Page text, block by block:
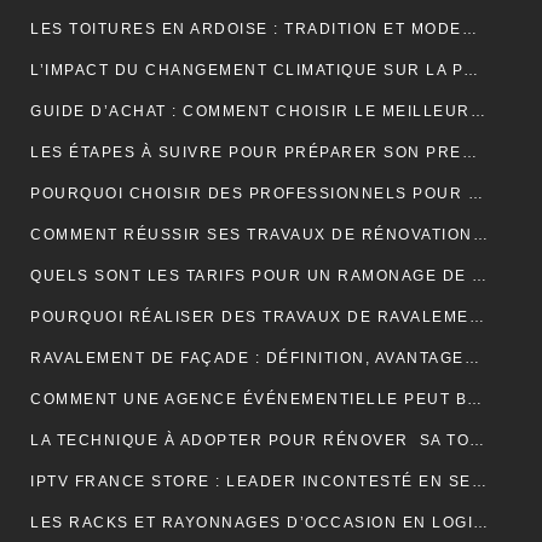
LES TOITURES EN ARDOISE : TRADITION ET MODERNITÉ
L’IMPACT DU CHANGEMENT CLIMATIQUE SUR LA PRODUCTION DE VANILLE À MADAGASCAR
GUIDE D’ACHAT : COMMENT CHOISIR LE MEILLEUR SPIROMÈTRE POUR VOS BESOINS
LES ÉTAPES À SUIVRE POUR PRÉPARER SON PREMIER MARATHON
POURQUOI CHOISIR DES PROFESSIONNELS POUR VOTRE DÉMÉNAGEMENT CLICHY ?
COMMENT RÉUSSIR SES TRAVAUX DE RÉNOVATION DE COUVERTURE ?
QUELS SONT LES TARIFS POUR UN RAMONAGE DE CHEMINÉE ?
POURQUOI RÉALISER DES TRAVAUX DE RAVALEMENT DE FAÇADE ?
RAVALEMENT DE FAÇADE : DÉFINITION, AVANTAGES ET ERREURS À ÉVITER
COMMENT UNE AGENCE ÉVÉNEMENTIELLE PEUT BOOSTER L’ATTRACTIVITÉ D’UNE DESTINATION TOURISTIQUE ?
LA TECHNIQUE À ADOPTER POUR RÉNOVER SA TOITURE EN TUILES
IPTV FRANCE STORE : LEADER INCONTESTÉ EN SERVICES IPTV DE QUALITÉ SUPÉRIEURE
LES RACKS ET RAYONNAGES D’OCCASION EN LOGISTIQUE